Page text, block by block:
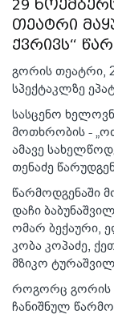
29
თეატრი
ქვრივს“
გორის თეატრი,
სპექტაკლზე
სასცენო
მოთხრობის -
ამავე
თენაძე
წარმოდგენაში
დაჩი
ომარ ბექაური,
კობა კოპაძე,
მზიკო
როგორც გორის
ჩანიშნულ